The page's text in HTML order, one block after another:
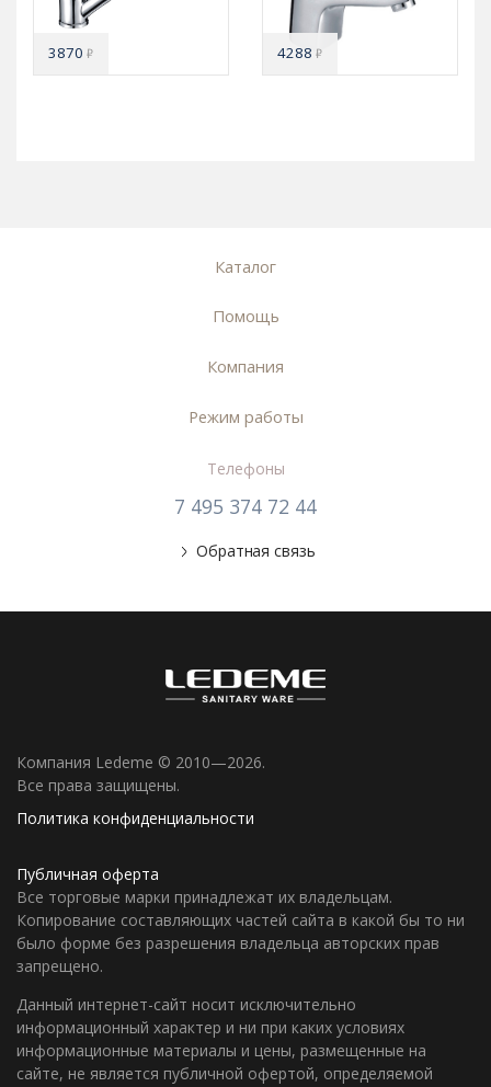
3870₽ 4288₽
Каталог
Помощь
Компания
Режим работы
Телефоны
7 495 374 72 44
Обратная связь
Компания Ledeme © 2010—2026.
Все права защищены.
Политика конфиденциальности
Публичная оферта
Все торговые марки принадлежат их владельцам.
Копирование составляющих частей сайта в какой бы то ни
было форме без разрешения владельца авторских прав
запрещено.
Данный интернет-сайт носит исключительно
информационный характер и ни при каких условиях
информационные материалы и цены, размещенные на
сайте, не является публичной офертой, определяемой